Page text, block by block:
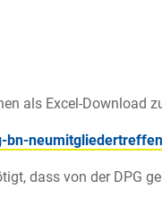
als Excel-Download
bn-
dass von der DPG